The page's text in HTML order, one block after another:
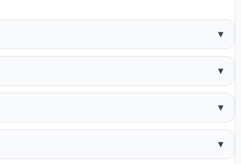
▾
▾
▾
▾